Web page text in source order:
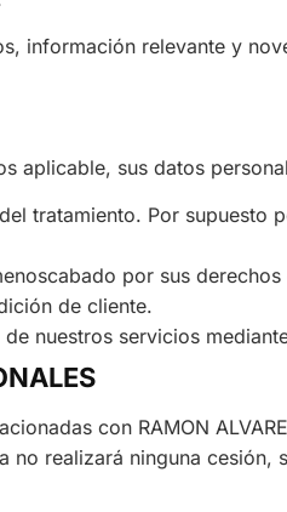
información relevante y
aplicable, sus datos
tratamiento. Por supuesto
por sus
de cliente.
nuestros servicios
con RAMON
no realizará ninguna cesión,